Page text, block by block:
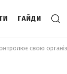
ГАЙДИ